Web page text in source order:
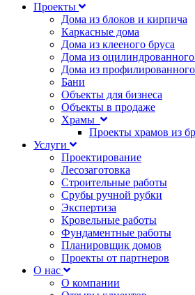
Проекты
Дома из блоков и кирпича
Каркасные дома
Дома из клееного бруса
Дома из оцилиндрованного
Дома из профилированного
Бани
Объекты для бизнеса
Объекты в продаже
Храмы
Проекты храмов из
Услуги
Проектирование
Лесозаготовка
Строительные работы
Срубы ручной рубки
Экспертиза
Кровельные работы
Фундаментные работы
Планировщик домов
Проекты от партнеров
О нас
О компании